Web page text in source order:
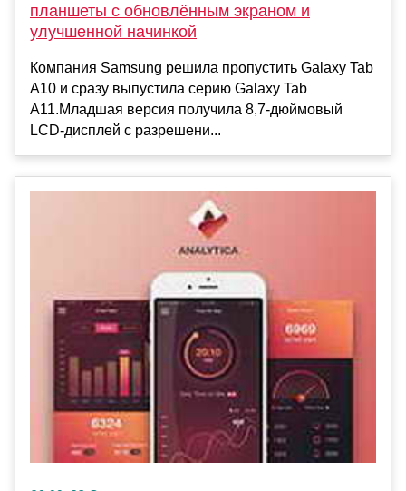
планшеты с обновлённым экраном и
улучшенной начинкой
Компания Samsung решила пропустить Galaxy Tab
A10 и сразу выпустила серию Galaxy Tab
A11.Младшая версия получила 8,7-дюймовый
LCD-дисплей с разрешени...